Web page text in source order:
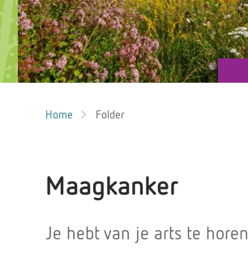
Home Folder
Maagkanker
Je hebt van je arts te horen